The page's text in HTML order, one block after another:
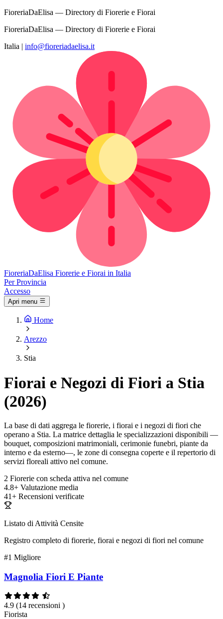
FioreriaDaElisa — Directory di Fiorerie e Fiorai
FioreriaDaElisa — Directory di Fiorerie e Fiorai
Italia | info@fioreriadaelisa.it
FioreriaDaElisa Fiorerie e Fiorai in Italia
Per Provincia
Accesso
Apri menu
Home
Arezzo
Stia
Fiorai e Negozi di Fiori a Stia
(2026)
La base di dati aggrega le fiorerie, i fiorai e i negozi di fiori che
operano a Stia. La matrice dettaglia le specializzazioni disponibili —
bouquet, composizioni matrimoniali, cerimonie funebri, piante da
interno e da esterno—, le zone di consegna coperte e il repertorio di
servizi floreali attivo nel comune.
2 Fiorerie con scheda attiva nel comune
4.8+ Valutazione media
41+ Recensioni verificate
Listato di Attività Censite
Registro completo di fiorerie, fiorai e negozi di fiori nel comune
#1 Migliore
Magnolia Fiori E Piante
4.9 (14 recensioni )
Fiorista